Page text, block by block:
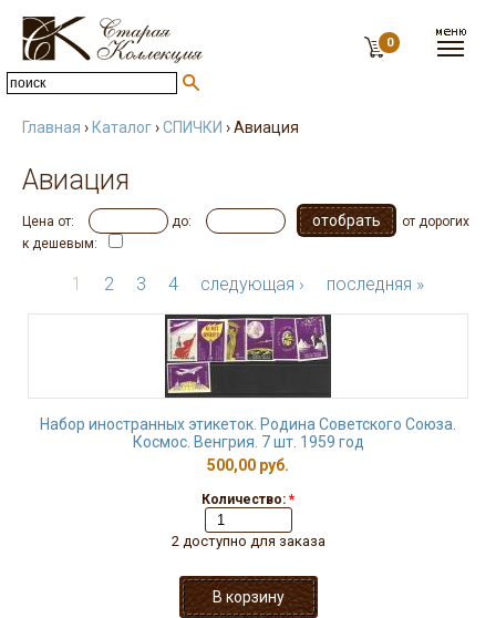
0
Главная › Каталог›СПИЧКИ › Авиация
Авиация
Цена от: до:
от дорогих
к дешевым:
1 2 3 4 следующая › последняя »
Набор иностранных этикеток. Родина Советского Союза.
Космос. Венгрия. 7 шт. 1959 год
500,00 руб.
Количество: *
2 доступно для заказа